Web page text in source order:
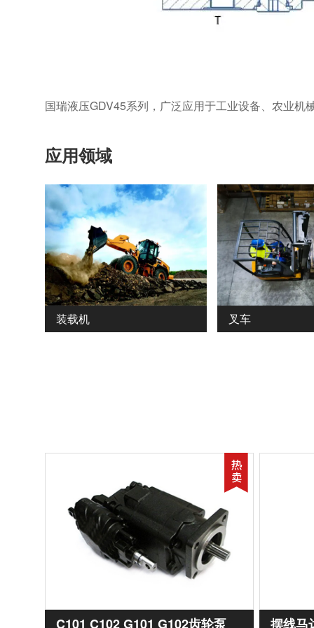
国瑞液压GDV45系列，广泛应用于工业设备、农业机
应用领域
装载机 叉车
C101 C102 G101 G102齿轮泵 摆线马